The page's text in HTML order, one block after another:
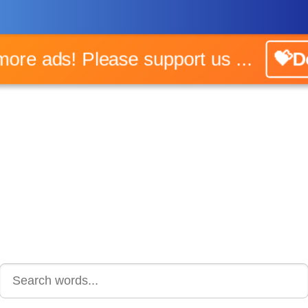
ads! Please support us ...